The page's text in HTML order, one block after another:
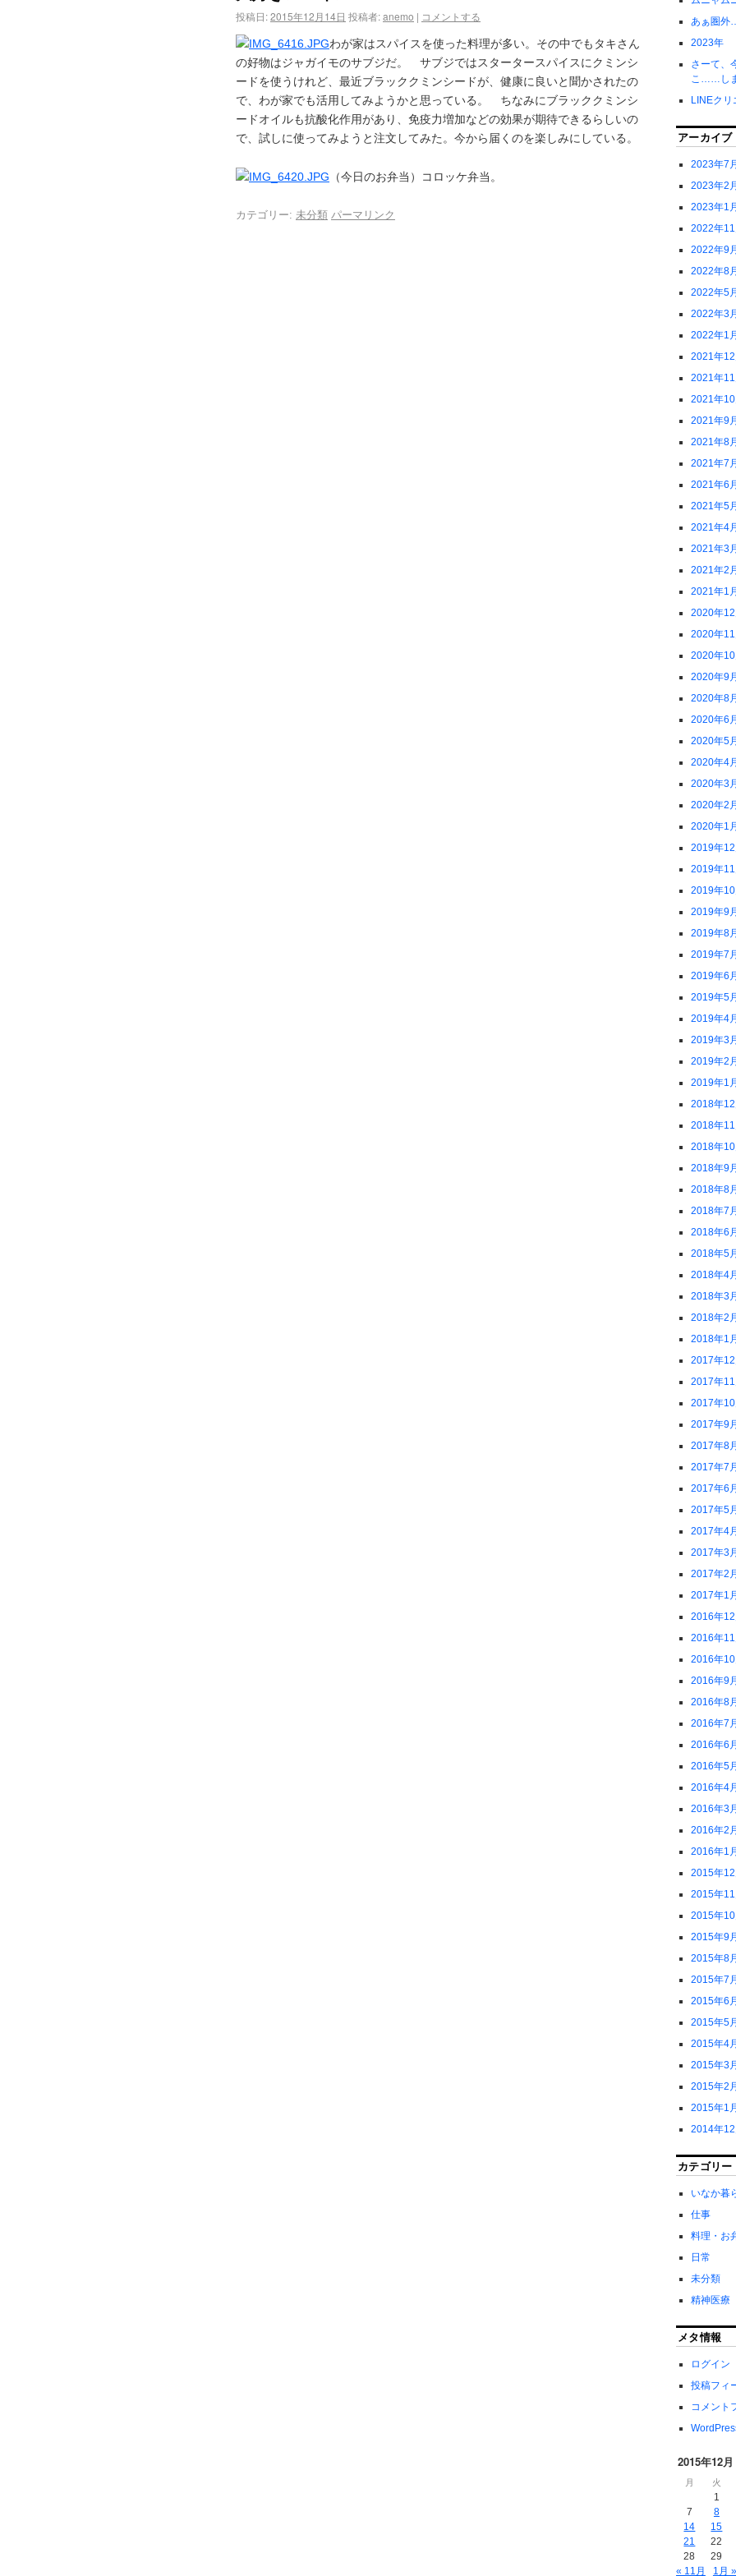
投稿日:2015年12月14日 投稿者:anemo | コメントする
わが家はスパイスを使った料理が多い。その中でもタキさん
の好物はジャガイモのサブジだ。 サブジではスタータースパイスにクミンシ
ードを使うけれど、最近ブラッククミンシードが、健康に良いと聞かされたの
で、わが家でも活用してみようかと思っている。 ちなみにブラッククミンシ
ードオイルも抗酸化作用があり、免疫力増加などの効果が期待できるらしいの
で、試しに使ってみようと注文してみた。今から届くのを楽しみにしている。
（今日のお弁当）コロッケ弁当。
カテゴリー: 未分類 パーマリンク
あぁ圏
2023年
さーて、
こ……し
LINEク
アーカイブ
2023年7月
2023年2月
2023年1月
2022年11
2022年9月
2022年8月
2022年5月
2022年3月
2022年1月
2021年12
2021年11
2021年10
2021年9月
2021年8月
2021年7月
2021年6月
2021年5月
2021年4月
2021年3月
2021年2月
2021年1月
2020年12
2020年11
2020年10
2020年9月
2020年8月
2020年6月
2020年5月
2020年4月
2020年3月
2020年2月
2020年1月
2019年12
2019年11
2019年10
2019年9月
2019年8月
2019年7月
2019年6月
2019年5月
2019年4月
2019年3月
2019年2月
2019年1月
2018年12
2018年11
2018年10
2018年9月
2018年8月
2018年7月
2018年6月
2018年5月
2018年4月
2018年3月
2018年2月
2018年1月
2017年12
2017年11
2017年10
2017年9月
2017年8月
2017年7月
2017年6月
2017年5月
2017年4月
2017年3月
2017年2月
2017年1月
2016年12
2016年11
2016年10
2016年9月
2016年8月
2016年7月
2016年6月
2016年5月
2016年4月
2016年3月
2016年2月
2016年1月
2015年12
2015年11
2015年10
2015年9月
2015年8月
2015年7月
2015年6月
2015年5月
2015年4月
2015年3月
2015年2月
2015年1月
2014年12
カテゴリー
いなか暮
仕事
料理・お
日常
未分類
精神医療
メタ情報
ログイン
投稿フィ
コメント
2015年12月
月 火
1
7
8
14
15
21
22
28
29
« 11月
1月 »